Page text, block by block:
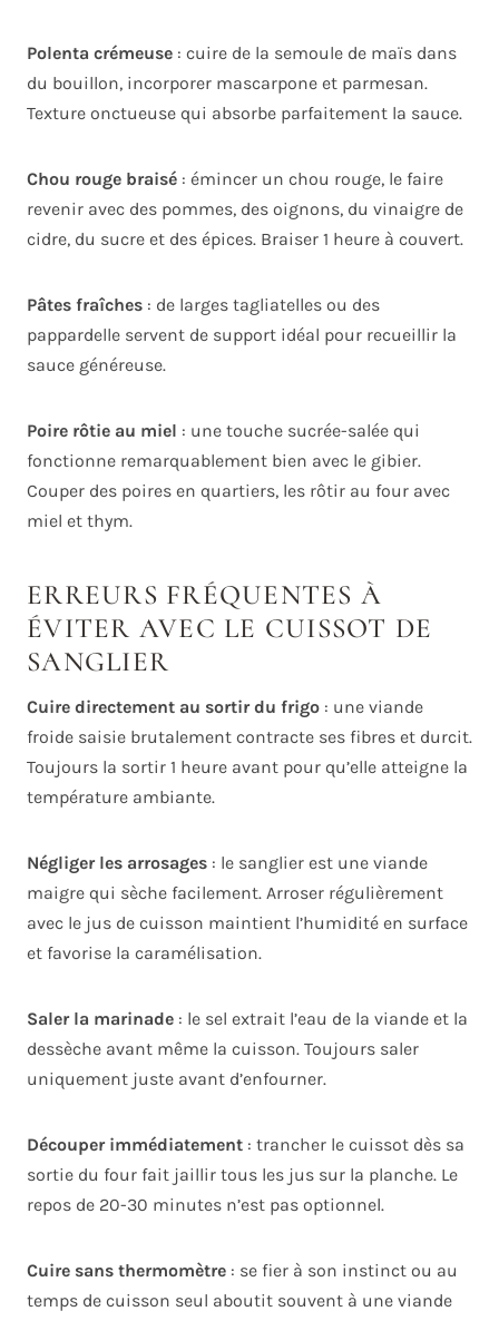
Polenta crémeuse : cuire de la semoule de maïs dans
du bouillon, incorporer mascarpone et parmesan.
Texture onctueuse qui absorbe parfaitement la sauce.
Chou rouge braisé : émincer un chou rouge, le faire
revenir avec des pommes, des oignons, du vinaigre de
cidre, du sucre et des épices. Braiser 1 heure à couvert.
Pâtes fraîches : de larges tagliatelles ou des
pappardelle servent de support idéal pour recueillir la
sauce généreuse.
Poire rôtie au miel : une touche sucrée-salée qui
fonctionne remarquablement bien avec le gibier.
Couper des poires en quartiers, les rôtir au four avec
miel et thym.
ERREURS FRÉQUENTES À
ÉVITER AVEC LE CUISSOT DE
SANGLIER
Cuire directement au sortir du frigo : une viande
froide saisie brutalement contracte ses fibres et durcit.
Toujours la sortir 1 heure avant pour qu’elle atteigne la
température ambiante.
Négliger les arrosages : le sanglier est une viande
maigre qui sèche facilement. Arroser régulièrement
avec le jus de cuisson maintient l’humidité en surface
et favorise la caramélisation.
Saler la marinade : le sel extrait l’eau de la viande et la
dessèche avant même la cuisson. Toujours saler
uniquement juste avant d’enfourner.
Découper immédiatement : trancher le cuissot dès sa
sortie du four fait jaillir tous les jus sur la planche. Le
repos de 20-30 minutes n’est pas optionnel.
Cuire sans thermomètre : se fier à son instinct ou au
temps de cuisson seul aboutit souvent à une viande